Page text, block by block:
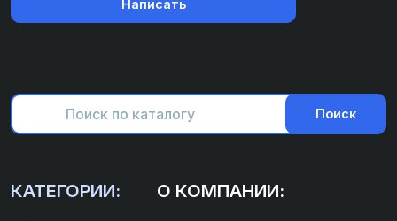
Написать
Поиск
КАТЕГОРИИ: О КОМПАНИИ: